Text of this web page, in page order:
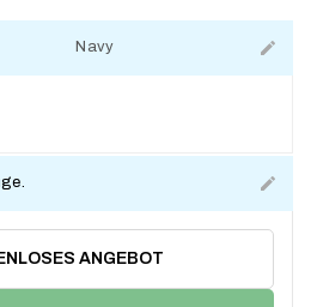
Navy
ANGEBOT